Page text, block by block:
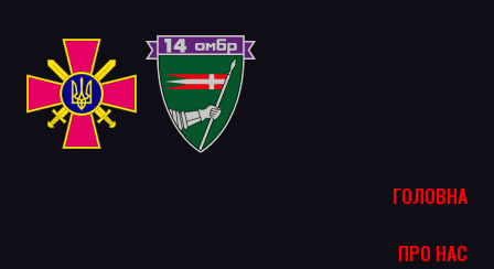
ГОЛОВНА
ПРО НАС